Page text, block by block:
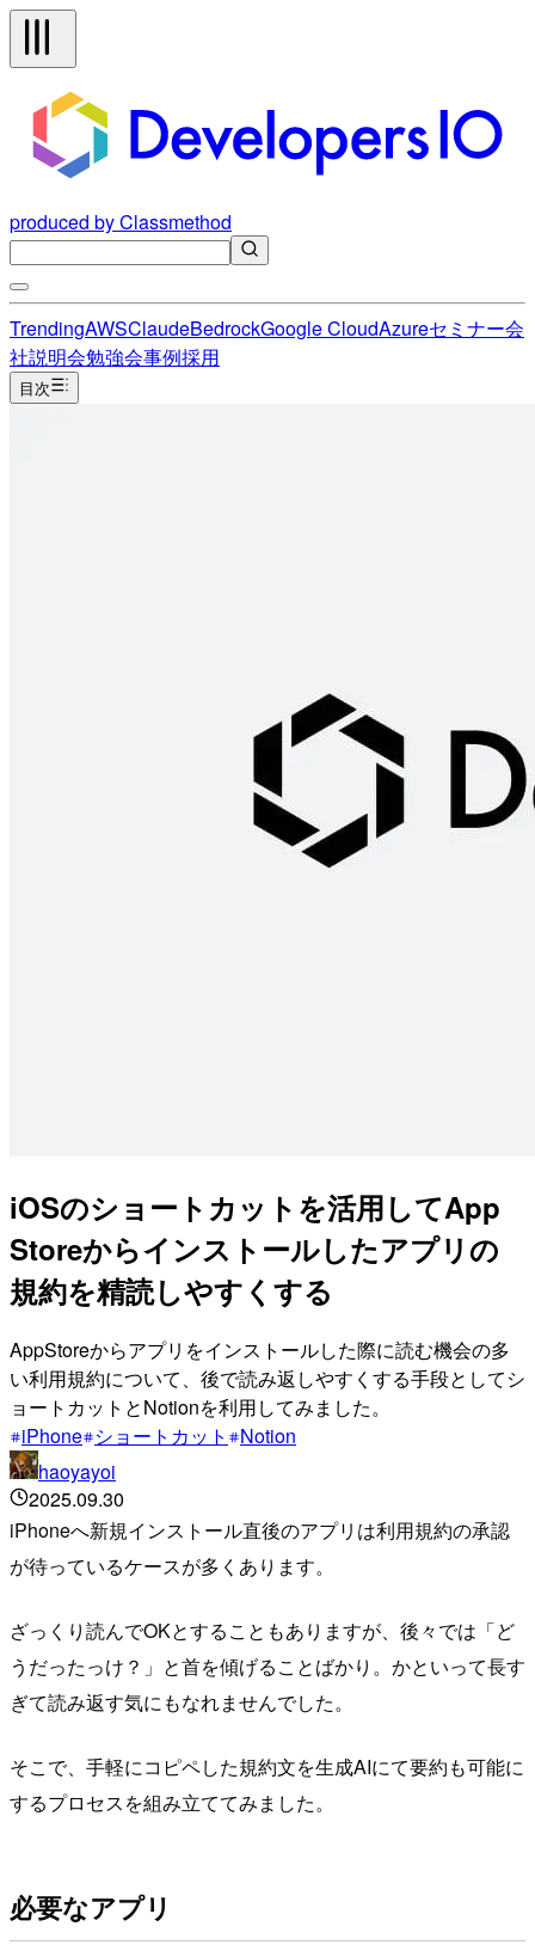
produced by Classmethod
TrendingAWSClaudeBedrockGoogle CloudAzureセミナー会
社説明会勉強会事例採用
目次
iOSのショートカットを活用してApp
Storeからインストールしたアプリの
規約を精読しやすくする
AppStoreからアプリをインストールした際に読む機会の多
い利用規約について、後で読み返しやすくする手段としてシ
ョートカットとNotionを利用してみました。
iPhone ショートカット
Notion
haoyayoi
2025.09.30
iPhoneへ新規インストール直後のアプリは利用規約の承認
が待っているケースが多くあります。
ざっくり読んでOKとすることもありますが、後々では「ど
うだったっけ？」と首を傾げることばかり。かといって長す
ぎて読み返す気にもなれませんでした。
そこで、手軽にコピペした規約文を生成AIにて要約も可能に
するプロセスを組み立ててみました。
必要なアプリ